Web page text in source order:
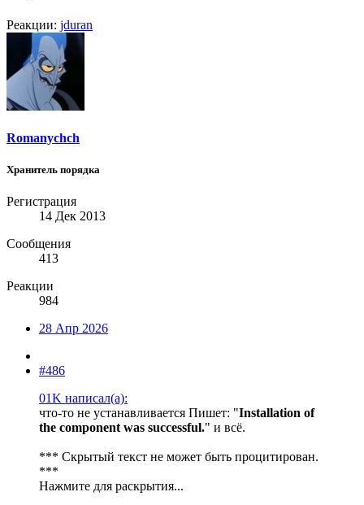
Реакции: jduran
Romanychch
Хранитель порядка
Регистрация
14 Дек 2013
Сообщения
413
Реакции
984
28 Апр 2026
#486
01K написал(а):
что-то не устанавливается Пишет: "Installation of
the component was successful." и всё.
*** Скрытый текст не может быть процитирован.
***
Нажмите для раскрытия...